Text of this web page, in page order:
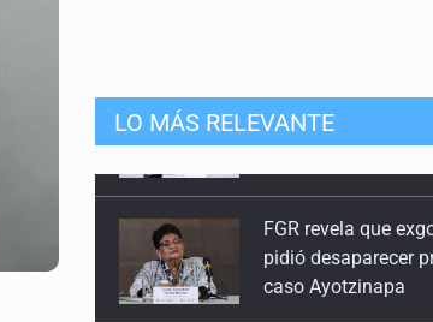
LO MÁS RELEVANTE
pidió desaparecer
caso Ayotzinapa